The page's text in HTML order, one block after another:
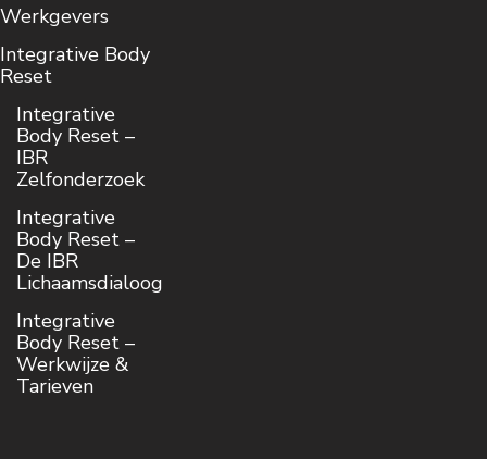
Werkgevers
Integrative Body
Reset
Integrative
Body Reset –
IBR
Zelfonderzoek
Integrative
Body Reset –
De IBR
Lichaamsdialoog
Integrative
Body Reset –
Werkwijze &
Tarieven